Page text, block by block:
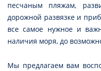
песчаным пляжам,
дорожной развязке и
все самое нужное и
наличия моря, до
Мы предлагаем вам